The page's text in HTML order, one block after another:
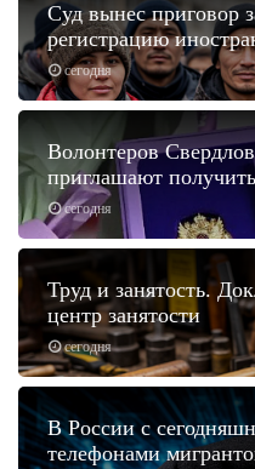
сегодня
Суд вынес приговор
регистрацию
сегодня
Волонтеров
приглашают
сегодня
Труд и занятость.
центр занятости
В России с
телефонами